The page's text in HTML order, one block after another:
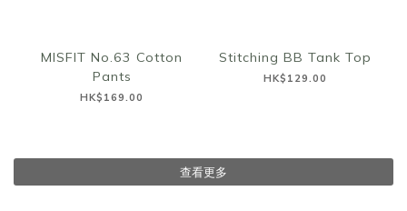
MISFIT No.63 Cotton
Pants
HK$169.00
Stitching BB Tank Top
HK$129.00
查看更多